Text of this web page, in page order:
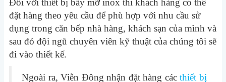
Đối với thiết bị bẫy mỡ inox thì khách hàng có thể
đặt hàng theo yêu cầu để phù hợp với nhu cầu sử
dụng trong căn bếp nhà hàng, khách sạn của mình và
sau đó đội ngũ chuyên viên kỹ thuật của chúng tôi sẽ
đi vào thiết kế.
Ngoài ra, Viễn Đông nhận đặt hàng cácthiết bị